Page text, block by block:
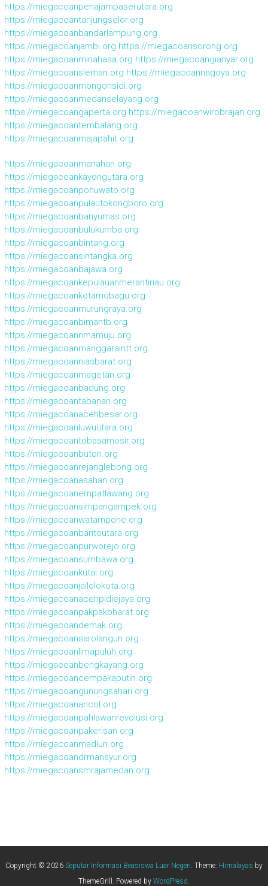
https://miegacoanpenajampaserutara.org
https://miegacoantanjungselor.org
https://miegacoanbandarlampung.org
https://miegacoanjambi.org https://miegacoansorong.org
https://miegacoanminahasa.org https://miegacoangianyar.org
https://miegacoansleman.org https://miegacoannagoya.org
https://miegacoanmongonsidi.org
https://miegacoanmedanselayang.org
https://miegacoangaperta.org https://miegacoanwirobrajan.org
https://miegacoantembalang.org
https://miegacoanmajapahit.org
https://miegacoanmanahan.org
https://miegacoankayongutara.org
https://miegacoanpohuwato.org
https://miegacoanpulautokongboro.org
https://miegacoanbanyumas.org
https://miegacoanbulukumba.org
https://miegacoanbintang.org
https://miegacoansintangka.org
https://miegacoanbajawa.org
https://miegacoankepulauanmerantiriau.org
https://miegacoankotamobagu.org
https://miegacoanmurungraya.org
https://miegacoanbimantb.org
https://miegacoannmamuju.org
https://miegacoanmanggaraintt.org
https://miegacoanniasbarat.org
https://miegacoanmagetan.org
https://miegacoanbadung.org
https://miegacoantabanan.org
https://miegacoanacehbesar.org
https://miegacoanluwuutara.org
https://miegacoantobasamosir.org
https://miegacoanbuton.org
https://miegacoanrejanglebong.org
https://miegacoanasahan.org
https://miegacoanempatlawang.org
https://miegacoansimpangampek.org
https://miegacoanwatampone.org
https://miegacoanbaritoutara.org
https://miegacoanpurworejo.org
https://miegacoansumbawa.org
https://miegacoankutai.org
https://miegacoanjailolokota.org
https://miegacoanacehpidiejaya.org
https://miegacoanpakpakbharat.org
https://miegacoandemak.org
https://miegacoansarolangun.org
https://miegacoanlimapuluh.org
https://miegacoanbengkayang.org
https://miegacoancempakaputih.org
https://miegacoangunungsahari.org
https://miegacoanancol.org
https://miegacoanpahlawanrevolusi.org
https://miegacoanpakerisan.org
https://miegacoanmadiun.org
https://miegacoandrmansyur.org
https://miegacoansmrajamedan.org
Copyright © 2026 Seputar Informasi Beasiswa Luar Negeri. Theme: Himalayas by
ThemeGrill. Powered by WordPress.